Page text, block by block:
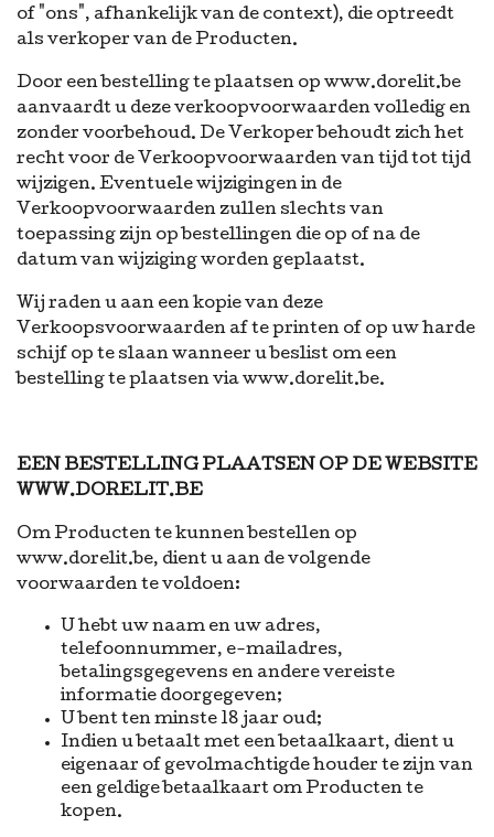
of "ons", afhankelijk van de context), die optreedt
als verkoper van de Producten.
Door een bestelling te plaatsen op www.dorelit.be
aanvaardt u deze verkoopvoorwaarden volledig en
zonder voorbehoud. De Verkoper behoudt zich het
recht voor de Verkoopvoorwaarden van tijd tot tijd
wijzigen. Eventuele wijzigingen in de
Verkoopvoorwaarden zullen slechts van
toepassing zijn op bestellingen die op of na de
datum van wijziging worden geplaatst.
Wij raden u aan een kopie van deze
Verkoopsvoorwaarden af te printen of op uw harde
schijf op te slaan wanneer u beslist om een
bestelling te plaatsen via www.dorelit.be.
EEN BESTELLING PLAATSEN OP DE WEBSITE
WWW.DORELIT.BE
Om Producten te kunnen bestellen op
www.dorelit.be, dient u aan de volgende
voorwaarden te voldoen:
U hebt uw naam en uw adres,
telefoonnummer, e-mailadres,
betalingsgegevens en andere vereiste
informatie doorgegeven;
U bent ten minste 18 jaar oud;
Indien u betaalt met een betaalkaart, dient u
eigenaar of gevolmachtigde houder te zijn van
een geldige betaalkaart om Producten te
kopen.